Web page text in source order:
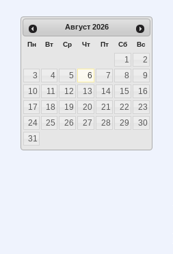
Август 2026
Пн Вт Ср Чт Пт Сб Вс
1
2
3
4 5 6 7 8
9
10
11 12 13 14 15
16
17
18 19 20 21 22
23
24
25 26 27 28 29
30
31